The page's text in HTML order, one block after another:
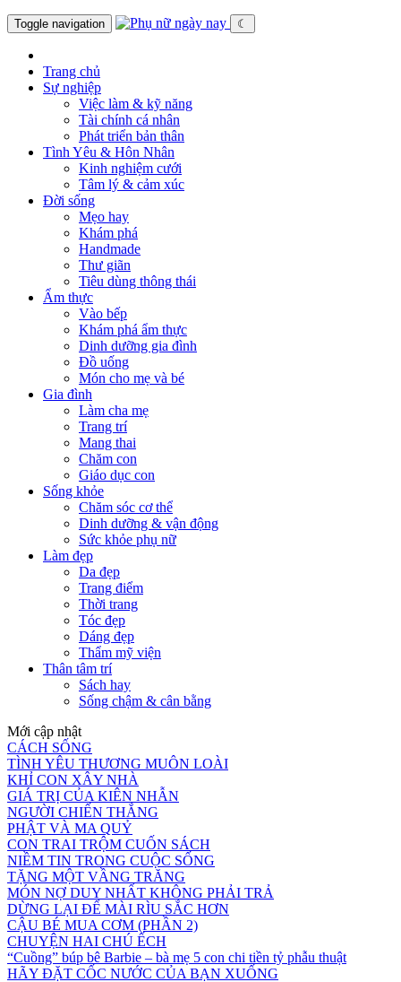
Toggle navigation ☾
Trang chủ
Sự nghiệp
Việc làm & kỹ năng
Tài chính cá nhân
Phát triển bản thân
Tình Yêu & Hôn Nhân
Kinh nghiệm cưới
Tâm lý & cảm xúc
Đời sống
Mẹo hay
Khám phá
Handmade
Thư giãn
Tiêu dùng thông thái
Ẩm thực
Vào bếp
Khám phá ẩm thực
Dinh dưỡng gia đình
Đồ uống
Món cho mẹ và bé
Gia đình
Làm cha mẹ
Trang trí
Mang thai
Chăm con
Giáo dục con
Sống khỏe
Chăm sóc cơ thể
Dinh dưỡng & vận động
Sức khỏe phụ nữ
Làm đẹp
Da đẹp
Trang điểm
Thời trang
Tóc đẹp
Dáng đẹp
Thẩm mỹ viện
Thân tâm trí
Sách hay
Sống chậm & cân bằng
Mới cập nhật
CÁCH SỐNG
TÌNH YÊU THƯƠNG MUÔN LOÀI
KHỈ CON XÂY NHÀ
GIÁ TRỊ CỦA KIÊN NHẪN
NGƯỜI CHIẾN THẮNG
PHẬT VÀ MA QUỶ
CON TRAI TRỘM CUỐN SÁCH
NIỀM TIN TRONG CUỘC SỐNG
TẶNG MỘT VẦNG TRĂNG
MÓN NỢ DUY NHẤT KHÔNG PHẢI TRẢ
DỪNG LẠI ĐỂ MÀI RÌU SẮC HƠN
CẬU BÉ MUA CƠM (PHẦN 2)
CHUYỆN HAI CHÚ ẾCH
“Cuồng” búp bê Barbie – bà mẹ 5 con chi tiền tỷ phẫu thuật
HÃY ĐẶT CỐC NƯỚC CỦA BẠN XUỐNG